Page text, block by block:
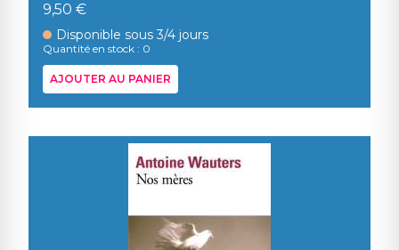
9,50 €
Disponible sous 3/4 jours
Quantité en stock : 0
AJOUTER AU PANIER